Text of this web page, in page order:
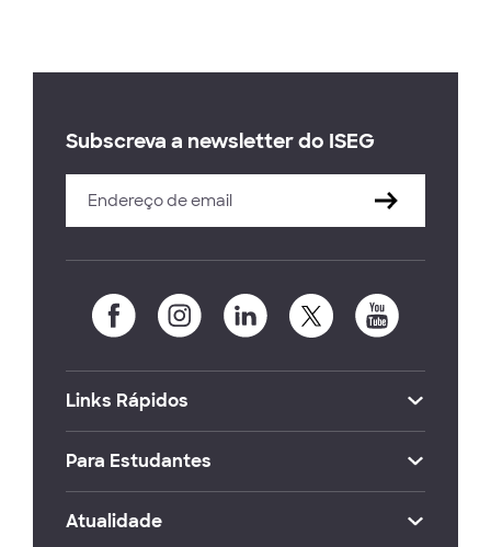
Subscreva a newsletter do ISEG
Links Rápidos
Para Estudantes
Atualidade